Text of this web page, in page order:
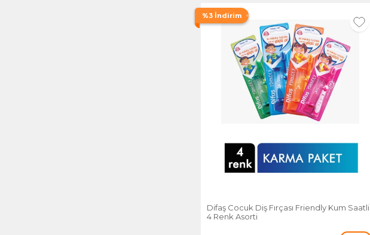
%3 İndirim
Difaş Cocuk Diş Fırçası Friendly Kum Saatli
4 Renk Asorti